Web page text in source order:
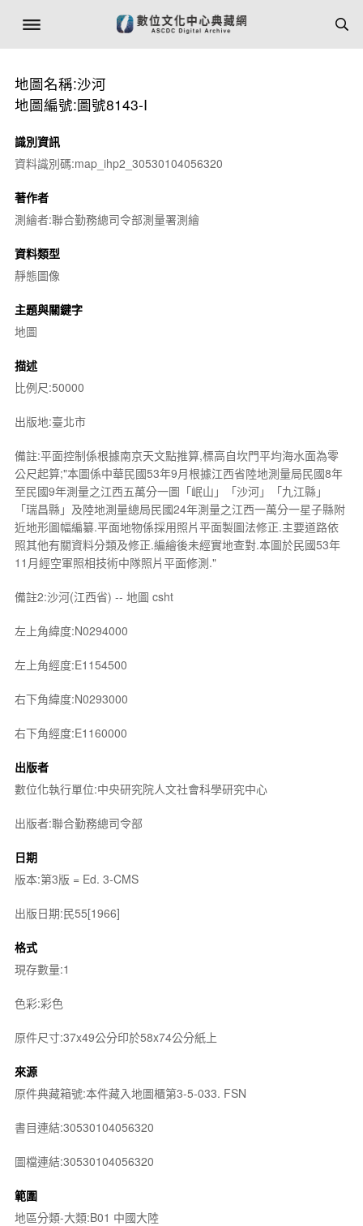
地圖名稱:沙河
地圖編號:圖號8143-I
識別資訊
資料識別碼:map_ihp2_30530104056320
著作者
測繪者:聯合勤務總司令部測量署測繪
資料類型
靜態圖像
主題與關鍵字
地圖
描述
比例尺:50000
出版地:臺北市
備註:平面控制係根據南京天文點推算,標高自坎門平均海水面為零
公尺起算;"本圖係中華民國53年9月根據江西省陸地測量局民國8年
至民國9年測量之江西五萬分一圖「岷山」「沙河」「九江縣」
「瑞昌縣」及陸地測量總局民國24年測量之江西一萬分一星子縣附
近地形圖幅編纂.平面地物係採用照片平面製圖法修正.主要道路依
照其他有關資料分類及修正.編繪後未經實地查對.本圖於民國53年
11月經空軍照相技術中隊照片平面修測."
備註2:沙河(江西省) -- 地圖 csht
左上角緯度:N0294000
左上角經度:E1154500
右下角緯度:N0293000
右下角經度:E1160000
出版者
數位化執行單位:中央研究院人文社會科學研究中心
出版者:聯合勤務總司令部
日期
版本:第3版 = Ed. 3-CMS
出版日期:民55[1966]
格式
現存數量:1
色彩:彩色
原件尺寸:37x49公分印於58x74公分紙上
來源
原件典藏箱號:本件藏入地圖櫃第3-5-033. FSN
書目連結:30530104056320
圖檔連結:30530104056320
範圍
地區分類-大類:B01 中國大陸